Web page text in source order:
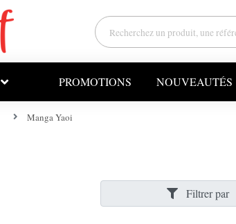
PROMOTIONS NOUVEAUTÉS
Manga Yaoi
Filtrer par